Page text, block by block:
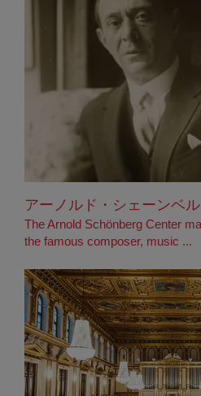
アーノルド・シェーンベ
The Arnold Schönberg Center
the famous composer, music ...